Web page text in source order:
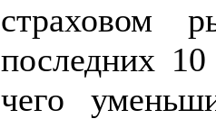
страховом
последних 10
чего